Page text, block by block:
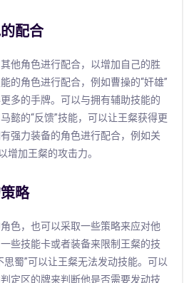
配合
他角色进行配合，以增加自己的胜
的角色进行配合，例如曹操的“奸雄”
多的手牌。可以与拥有辅助技能的
懿的“反馈”技能，可以让王粲获得更
强力装备的角色进行配合，例如关
增加王粲的攻击力。
略
色，也可以采取一些策略来应对他
些技能卡或者装备来限制王粲的技
思蜀”可以让王粲无法发动技能。可以
定区的牌来判断他是否需要发动技